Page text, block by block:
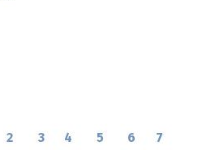
2 3 4 5 6 7